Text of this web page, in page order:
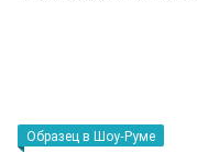
Образец в Шоу-Руме